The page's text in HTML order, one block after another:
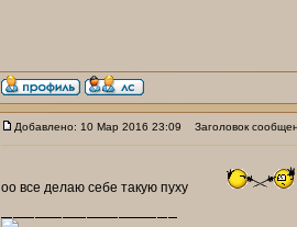
Добавлено: 10 Мар 2016 23:09 Заголовок
оо все делаю себе такую пуху